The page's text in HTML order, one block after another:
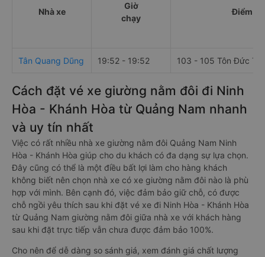
Nhà xe
Giờ
chạy
Điểm đi
Tân Quang Dũng 19:52 - 19:52 103 - 105 Tôn Đức
Cách đặt vé xe giường nằm đôi đi Ninh
Hòa - Khánh Hòa từ Quảng Nam nhanh
và uy tín nhất
Việc có rất nhiều nhà xe giường nằm đôi Quảng Nam Ninh
Hòa - Khánh Hòa giúp cho du khách có đa dạng sự lựa chọn.
Đây cũng có thể là một điều bất lợi làm cho hàng khách
không biết nên chọn nhà xe có xe giường nằm đôi nào là phù
hợp với mình. Bên cạnh đó, việc đảm bảo giữ chỗ, có được
chỗ ngồi yêu thích sau khi đặt vé xe đi Ninh Hòa - Khánh Hòa
từ Quảng Nam giường nằm đôi giữa nhà xe với khách hàng
sau khi đặt trực tiếp vẫn chưa được đảm bảo 100%.
Cho nên để dễ dàng so sánh giá, xem đánh giá chất lượng